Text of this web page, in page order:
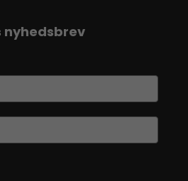
nyhedsbrev